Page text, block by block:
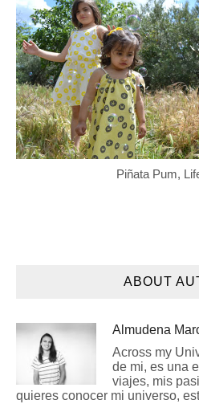
Piñata Pum,
ABOUT
Almudena
Across my
de mi, es una
viajes, mis
quieres conocer mi universo,